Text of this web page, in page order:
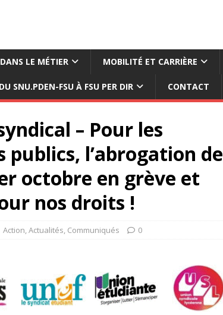
LE MÉTIER MOBILITÉ ET CARRIÈRE
DU SNU.PDEN-FSU À FSU PER DIR CONTACT
– Pour les
publics, l’abrogation de
octobre en grève et
nos droits !
Action,Actualités, Communiqués 0